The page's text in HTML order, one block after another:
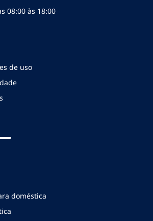
08:00 às 18:00
de uso
doméstica